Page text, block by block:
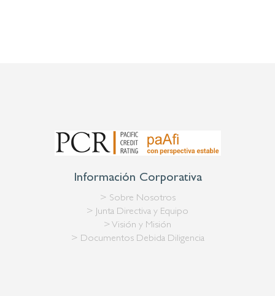
Información Corporativa
> Sobre Nosotros
> Junta Directiva y Equipo
> Visión y Misión
> Documentos Debida Diligencia